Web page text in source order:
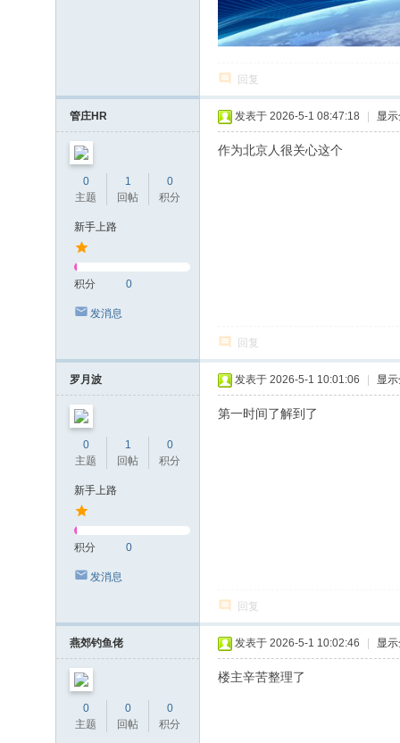
回复
管庄HR
0
主题
1
回帖
0
积分
新手上路
积分 0
发消息
发表于 2026-5-1 08:47:18 显
作为北京人很关心这个
回复
罗月波
0
主题
1
回帖
0
积分
新手上路
积分 0
发消息
发表于 2026-5-1 10:01:06 显
第一时间了解到了
回复
燕郊钓鱼佬
0
主题
0
回帖
0
积分
发表于 2026-5-1 10:02:46 显
楼主辛苦整理了